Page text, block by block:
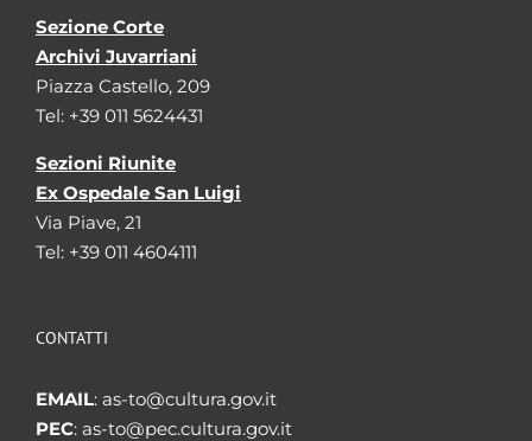
Sezione Corte
Archivi Juvarriani
Piazza Castello, 209
Tel: +39 011 5624431
Sezioni Riunite
Ex Ospedale San Luigi
Via Piave, 21
Tel: +39 011 4604111
CONTATTI
EMAIL: as-to@cultura.gov.it
PEC: as-to@pec.cultura.gov.it